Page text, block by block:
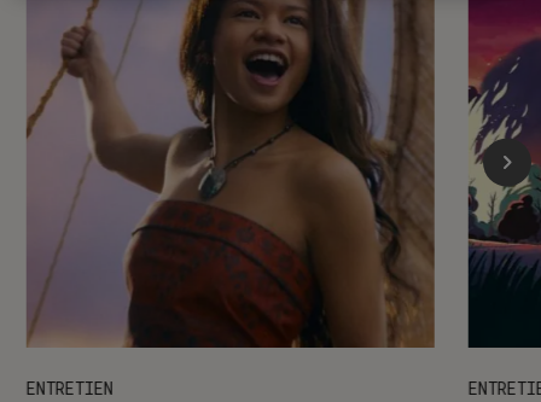
ENTRETIEN